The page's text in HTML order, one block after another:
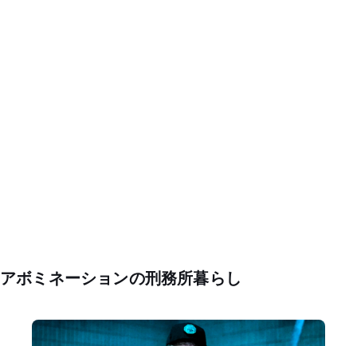
アボミネーションの刑務所暮らし